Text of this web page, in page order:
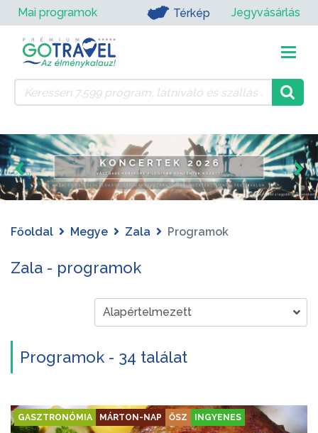
Mai programok Térkép Jegyvásárlás
Főoldal Megye Zala Programok
Zala - programok
Programok - 34 találat
GASZTRONÓMIA MÁRTON-NAP ŐSZ INGYENES